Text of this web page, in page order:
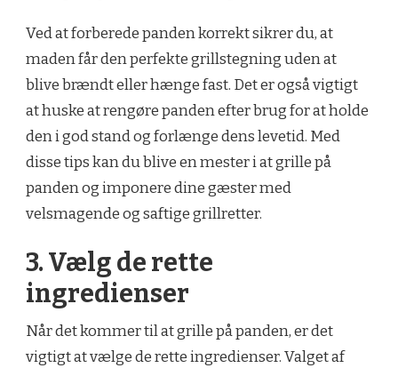
Ved at forberede panden korrekt sikrer du, at
maden får den perfekte grillstegning uden at
blive brændt eller hænge fast. Det er også vigtigt
at huske at rengøre panden efter brug for at holde
den i god stand og forlænge dens levetid. Med
disse tips kan du blive en mester i at grille på
panden og imponere dine gæster med
velsmagende og saftige grillretter.
3. Vælg de rette
ingredienser
Når det kommer til at grille på panden, er det
vigtigt at vælge de rette ingredienser. Valget af